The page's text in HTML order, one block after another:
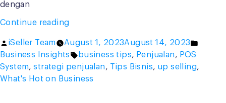
dengan
Continue reading“4
dan
3
Tips
Up
Posted
by
iSeller Team August 1, 2023August 14, 2023
Business Insights Tags:
business tips, Penjualan, POS
System,strategi penjualan, Tips Bisnis, up selling,
What's Hot on Business